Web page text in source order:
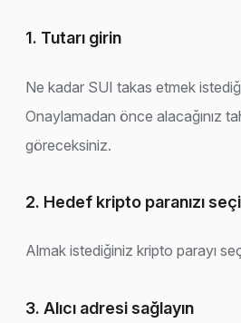
1. Tutarı girin
Ne kadar SUI takas etmek
Onaylamadan önce alacağınız
göreceksiniz.
2. Hedef kripto paranızı
Almak istediğiniz kripto parayı
3. Alıcı adresi sağlayın